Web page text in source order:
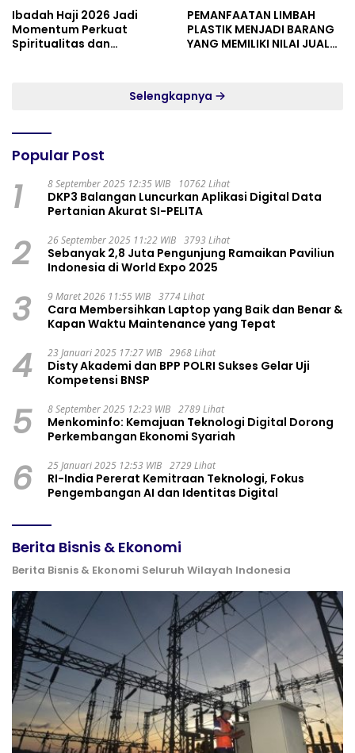
Ibadah Haji 2026 Jadi
Momentum Perkuat
Spiritualitas dan
PEMANFAATAN LIMBAH
PLASTIK MENJADI BARANG
YANG MEMILIKI NILAI JUAL
Selengkapnya
Popular Post
1 8 September 2025 12:35 WIB 10762 Lihat
DKP3 Balangan Luncurkan Aplikasi Digital Data
Pertanian Akurat SI-PELITA
2 26 September 2025 11:22 WIB 3793 Lihat
Sebanyak 2,8 Juta Pengunjung Ramaikan Paviliun
Indonesia di World Expo 2025
3 9 Maret 2026 11:55 WIB 3774 Lihat
Cara Membersihkan Laptop yang Baik dan Benar &
Kapan Waktu Maintenance yang Tepat
4 23 Januari 2025 17:27 WIB 2968 Lihat
Disty Akademi dan BPP POLRI Sukses Gelar Uji
Kompetensi BNSP
5 8 September 2025 12:23 WIB 2789 Lihat
Menkominfo: Kemajuan Teknologi Digital Dorong
Perkembangan Ekonomi Syariah
6 25 Januari 2025 12:53 WIB 2729 Lihat
RI-India Pererat Kemitraan Teknologi, Fokus
Pengembangan AI dan Identitas Digital
Berita Bisnis & Ekonomi
Berita Bisnis & Ekonomi Seluruh Wilayah Indonesia